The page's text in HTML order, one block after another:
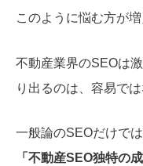
このように悩む方が増
不動産業界のSEOは
り出るのは、容易では
一般論のSEOだけで
「不動産SEO独特の